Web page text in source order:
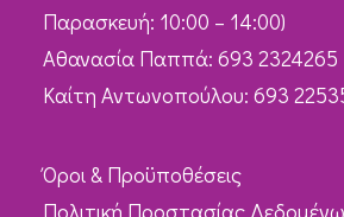
Παρασκευή: 10:00 – 14:00)
Αθανασία Παππά: 693 2324265
Καίτη Αντωνοπούλου: 693
Όροι & Προϋποθέσεις
Πολιτική Προστασίας